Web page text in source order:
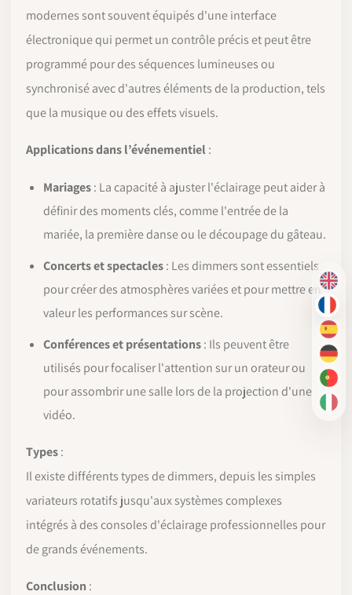
EN
FR
ES
DE
PT-
IT
modernes sont souvent équipés d'une interface
électronique qui permet un contrôle précis et peut être
programmé pour des séquences lumineuses ou
synchronisé avec d'autres éléments de la production, tels
que la musique ou des effets visuels.
Applications dans l’événementiel :
Mariages: La capacité à ajuster l'éclairage peut aider à
définir des moments clés, comme l'entrée de la
mariée, la première danse ou le découpage du gâteau.
Concerts et spectacles: Les dimmers sont essentiels
pour créer des atmosphères variées et pour mettre en
valeur les performances sur scène.
Conférences et présentations: Ils peuvent être
utilisés pour focaliser l'attention sur un orateur ou
pour assombrir une salle lors de la projection d'une
vidéo.
Types:
Il existe différents types de dimmers, depuis les simples
variateurs rotatifs jusqu'aux systèmes complexes
intégrés à des consoles d'éclairage professionnelles pour
de grands événements.
Conclusion :